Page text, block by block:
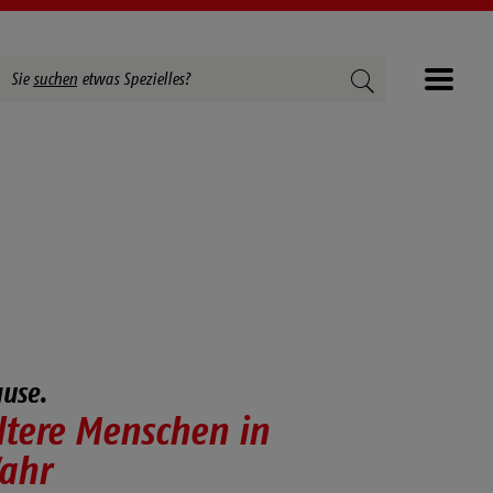
Sie suchen etwas Spezielles? Suchen
Menschen in